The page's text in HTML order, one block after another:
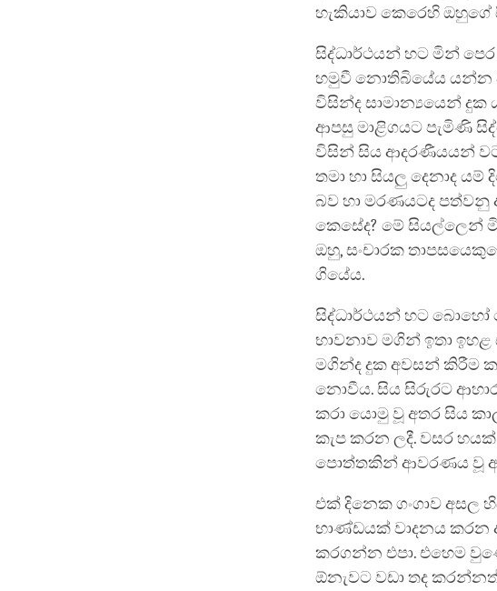
හැකියාව කෙරෙහි ඔහුගේ
සිද්ධාර්ථයන් හට මින්
හමුවී නොතිබියේය යන්න
විසින්ද සාමාන්‍යයෙන්
ආපසු මාළිගයට පැමිණි
විසින් සිය ආදරණීයයන්
තමා හා සියලු දෙනාද
බව හා මරණයටද
කෙසේද? මේ සියල්ලෙන්
ඔහු, සංචාරක
ගියේය.
සිද්ධාර්ථයන් හට බොහෝ
භාවනාව මගින් ඉතා
මගින්ද දුක අවසන් කිරීම
නොවීය. සිය සිරුරට
කරා යොමු වූ අතර සිය
කැප කරන ලදී. වසර
පොත්තකින් ආවරණය වූ
එක් දිනෙක ගංගාව අසල
භාණ්ඩයක් වාදනය කරන
කරගන්න එපා. එහෙම
ඕනැවට වඩා තද